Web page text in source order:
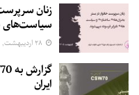
زنان
سیاست‌های
ایران